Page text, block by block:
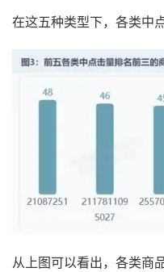
在这五种类型下，各类中
从上图可以看出，各类商